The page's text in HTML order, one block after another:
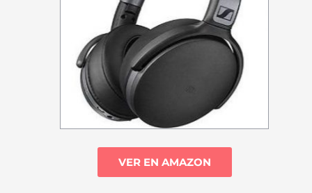
VER EN AMAZON